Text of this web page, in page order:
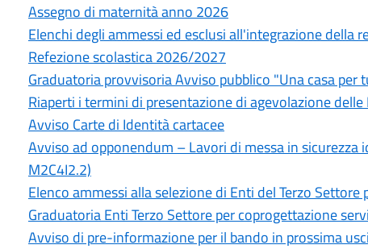
Assegno di maternità anno 2026
Elenchi degli ammessi ed esclusi all'integrazione della
Refezione scolastica 2026/2027
Graduatoria provvisoria Avviso pubblico "Una casa per
Riaperti i termini di presentazione di agevolazione delle
Avviso Carte di Identità cartacee
Avviso ad opponendum – Lavori di messa in sicurezza
M2C4I2.2)
Elenco ammessi alla selezione di Enti del Terzo
Graduatoria Enti Terzo Settore per coprogettazione
Avviso di pre-informazione per il bando in prossima